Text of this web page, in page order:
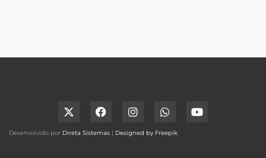
Desenvolvido por Direta Sistemas | Designed by Freepik.